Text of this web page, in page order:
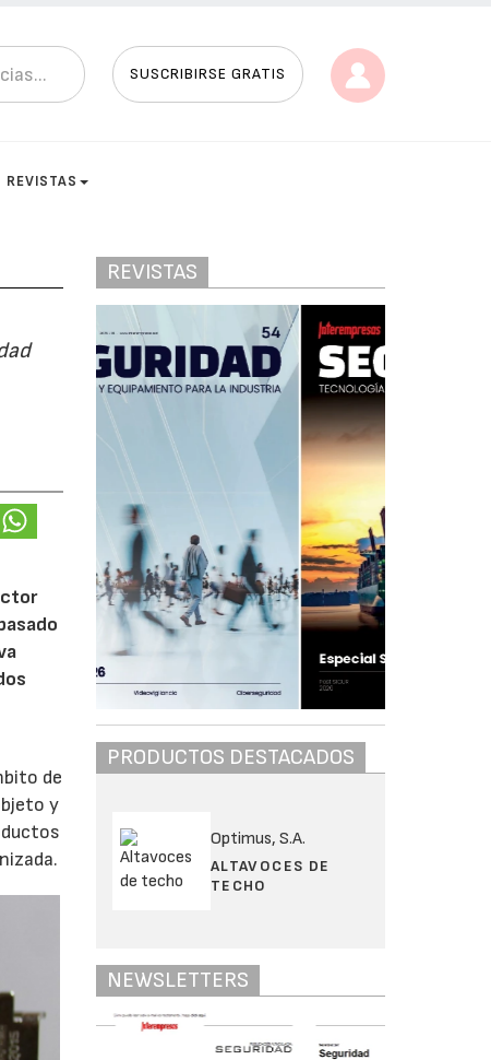
SUSCRIBIRSE GRATIS
REVISTAS
de
y
REVISTAS
PRODUCTOS DESTACADOS
Optimus, S.A.
ALTAVOCES DE
TECHO
NEWSLETTERS